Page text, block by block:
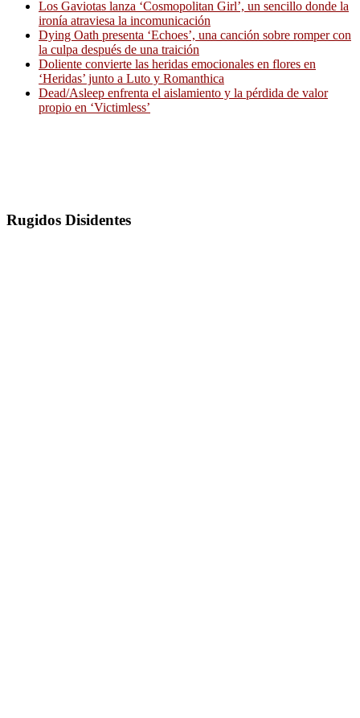
Los Gaviotas lanza ‘Cosmopolitan Girl’, un sencillo donde la
ironía atraviesa la incomunicación
Dying Oath presenta ‘Echoes’, una canción sobre romper con
la culpa después de una traición
Doliente convierte las heridas emocionales en flores en
‘Heridas’ junto a Luto y Romanthica
Dead/Asleep enfrenta el aislamiento y la pérdida de valor
propio en ‘Victimless’
Rugidos Disidentes